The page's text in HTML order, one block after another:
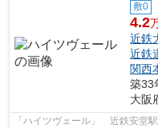
敷0
4.2
近鉄
近鉄
関西
築33
大阪
「ハイツヴェール」 近鉄安堂駅